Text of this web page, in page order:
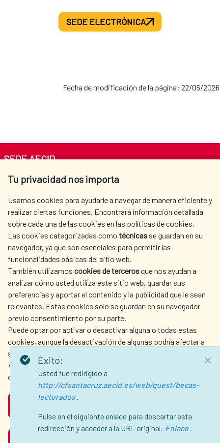
SEDE ELECTRÓNICA
Fecha de modificación de la página: 22/05/2026
Tu privacidad nos importa
Usamos cookies para ayudarle a navegar de manera eficiente y
realizar ciertas funciones. Encontrará información detallada
sobre cada una de las cookies en las políticas de cookies.
Las cookies categorizadas como técnicas se guardan en su
navegador, ya que son esenciales para permitir las
funcionalidades básicas del sitio web.
También utilizamos cookies de tercerosque nos ayudan a
analizar cómo usted utiliza este sitio web, guardar sus
preferencias y aportar el contenido y la publicidad que le sean
relevantes. Estas cookies solo se guardan en su navegador
previo consentimiento por su parte.
Puede optar por activar o desactivar alguna o todas estas
cookies, aunque la desactivación de algunas podría afectar a
su experiencia de navegación.
Para obtener más información, consulte nuestra
cookies
SEDE AECID
Av. Reyes Católicos 4 - 28040 Madrid
centro.informacion@aecid.es
LA AECID
DÓNDE COOPERAMOS
ACCIÓN HUMANITARIA
SALA DE PRENSA
CULTURA Y CIENCIA
BIBLIOTECA
NUESTRAS REDES SOCIALES
POLÍTICA DE COOKIES
GUÍA DE NAVEGACIÓN
Éxito:
Usted fue redirigido a
http://cfsantacruz.aecid.es/web/guest/becas-
lectorados.
Pulse en el siguiente enlace para descartar esta
redirección y acceder a la URL original: Enlace .